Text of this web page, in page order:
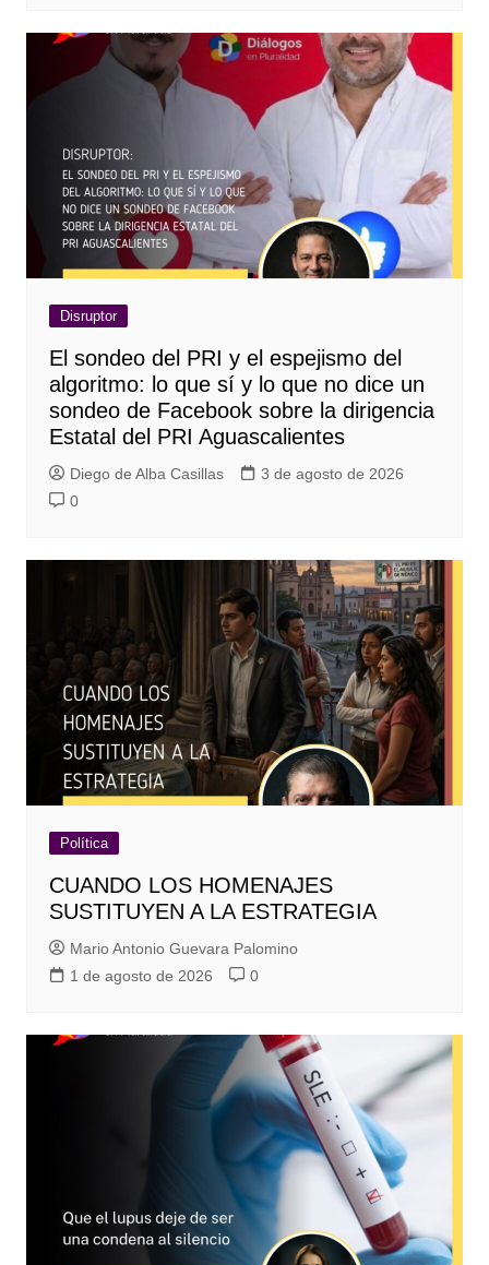
Disruptor
El sondeo del PRI y el espejismo del
algoritmo: lo que sí y lo que no dice un
sondeo de Facebook sobre la dirigencia
Estatal del PRI Aguascalientes
Diego de Alba Casillas
3 de agosto de 2026
0
Política
CUANDO LOS HOMENAJES
SUSTITUYEN A LA ESTRATEGIA
Mario Antonio Guevara Palomino
1 de agosto de 2026
0